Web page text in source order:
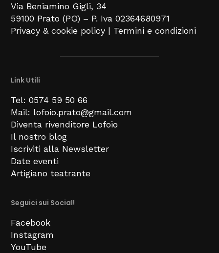
Via Beniamino Gigli, 34
59100 Prato (PO) – P. Iva 02364680971
Privacy & cookie policy | Termini e condizioni
Link Utili
Tel: 0574 59 50 66
Mail: lofoio.prato@gmail.com
Diventa rivenditore Lofoio
Il nostro blog
Iscriviti alla Newsletter
Date eventi
Artigiano teatrante
Seguici sui Social!
Facebook
Instagram
YouTube